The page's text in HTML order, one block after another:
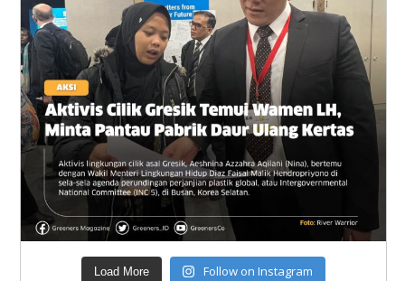
Load More Follow on Instagram